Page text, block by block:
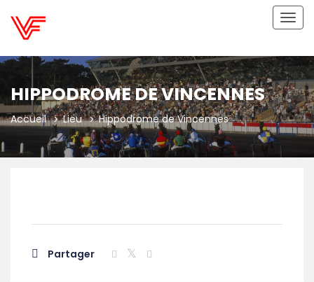
HIPPODROME DE VINCENNES
Accueil Lieu Hippodrome de Vincennes
Partager